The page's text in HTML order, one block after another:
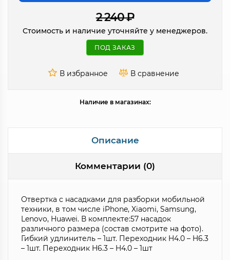
2 240₽
Стоимость и наличие уточняйте у менеджеров.
ПОД ЗАКАЗ
Наличие в магазинах:
Описание
Комментарии (0)
Отвертка с насадками для разборки мобильной
техники, в том числе iPhone, Xiaomi, Samsung,
Lenovo, Huawei. В комплекте:57 насадок
различного размера (состав смотрите на фото).
Гибкий удлинитель – 1шт. Переходник H4.0 – H6.3
– 1шт. Переходник H6.3 – H4.0 – 1шт